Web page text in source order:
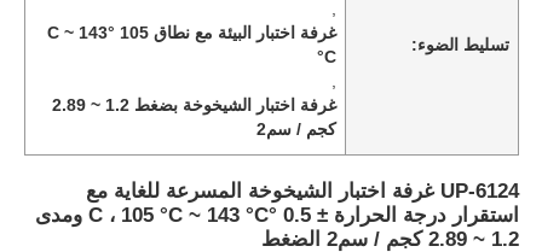
تسليط الضوء:
غرفة اختبار البيئة مع نطاق 105 °C ~ 143
°C
غرفة اختبار الشيخوخة بضغط 1.2 ~ 2.89
كجم / سم2
UP-6124 غرفة اختبار الشيخوخة المسرعة للغاية مع
استقرار درجة الحرارة ± 0.5 °C ، 105 °C ~ 143 °C ومدى
1.2 ~ 2.89 كجم / سم2 الضغط